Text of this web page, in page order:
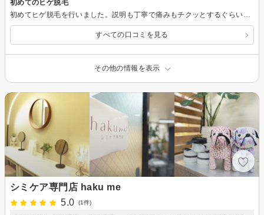
初めてのヒゲ脱毛
初めてヒゲ脱毛を行いました。説明も丁寧で痛みもチクッとするぐらいでした。店の雰囲気もよく感染対策もバッチリで安心して施術を受けれました。
すべての口コミを見る
その他の情報を表示
シミケア専門店 haku me
5.0
(1件)